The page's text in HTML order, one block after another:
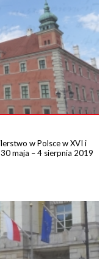
w Polsce w XVI i
maja – 4 sierpnia 2019